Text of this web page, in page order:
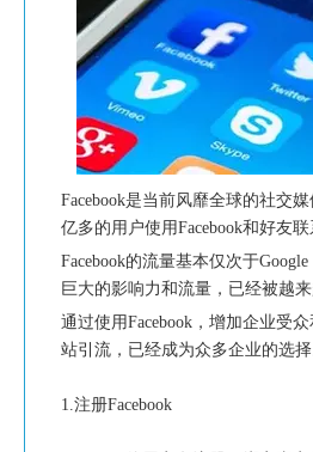
Facebook是当前风靡全球的社交
亿多的用户使用Facebook和好友联
Facebook的流量基本仅次于
巨大的影响力和流量，已经被越来
通过使用Facebook，增加企业受
站引流，已经成为众多企业的选择
1.注册Facebook